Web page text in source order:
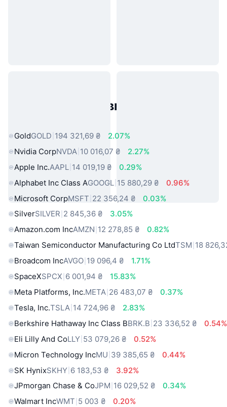
Популярні активи реального
GoldGOLD 194 321,69 ₴
2.07%
Nvidia CorpNVDA 10 016,07 ₴
2.27%
Apple Inc.AAPL 14 019,19 ₴
0.29%
Alphabet Inc Class AGOOGL 15 880,29 ₴
0.96%
Microsoft CorpMSFT 22 356,24 ₴
0.03%
SilverSILVER 2 845,36 ₴
3.05%
Amazon.com IncAMZN 12 278,85 ₴
0.82%
Taiwan Semiconductor Manufacturing Co LtdTSM 18
Broadcom IncAVGO 19 096,4 ₴
1.71%
SpaceXSPCX 6 001,94 ₴
15.83%
Meta Platforms, Inc.META 26 483,07 ₴
0.37%
Tesla, Inc.TSLA 14 724,96 ₴
2.83%
Berkshire Hathaway Inc Class BBRK.B 23 336,52 ₴
0.54%
Eli Lilly And CoLLY 53 079,26 ₴
0.52%
Micron Technology IncMU 39 385,65 ₴
0.44%
SK HynixSKHY 6 183,53 ₴
3.92%
JPmorgan Chase & CoJPM 16 029,52 ₴
0.34%
Walmart IncWMT 5 003 ₴ 0.20%